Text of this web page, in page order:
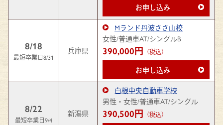
お申し込み
8/18
最短卒業日8/31
兵庫県
Mランド丹波ささ山校
女性/普通車AT/シングルB
390,000円 （税込）
お申し込み
8/22
最短卒業日9/4
新潟県
白根中央自動車学校
男性・女性/普通車AT/シングル
390,500円 （税込）